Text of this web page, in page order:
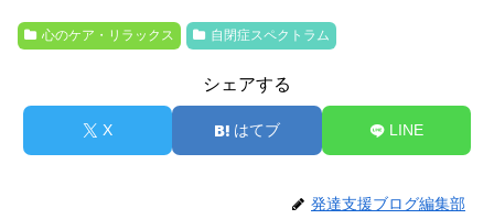
心のケア・リラックス 自閉症スペクトラム
シェアする
X はてブ LINE
発達支援ブログ編集部